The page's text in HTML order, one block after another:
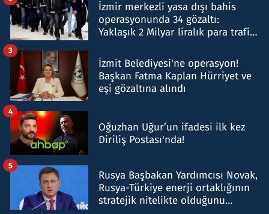
İzmir merkezli yasa dışı bahis
operasyonunda 34 gözaltı:
Yaklaşık 2 Milyar liralık para trafiği
İzmit Belediyesi'ne operasyon!
Başkan Fatma Kaplan Hürriyet ve
eşi gözaltına alındı
3
Oğuzhan Uğur’un ifadesi ilk kez
Diriliş Postası'nda!
4
Rusya Başbakan Yardımcısı Novak,
Rusya-Türkiye enerji ortaklığının
stratejik nitelikte olduğunu
5